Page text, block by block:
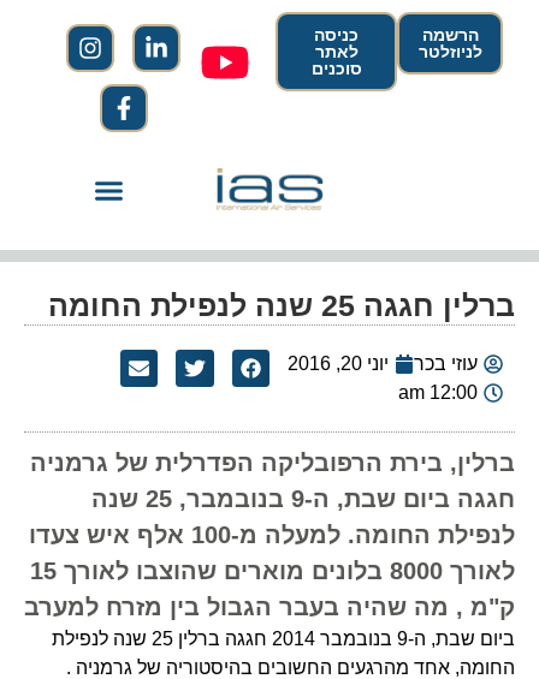
הרשמה
לניוזלטר
כניסה
לאתר
סוכנים
ברלין חגגה 25 שנה לנפילת החומה
עוזי בכר
יוני 20, 2016
12:00 am
ברלין, בירת הרפובליקה הפדרלית של גרמניה
חגגה ביום שבת, ה-9 בנובמבר, 25 שנה
לנפילת החומה. למעלה מ-100 אלף איש צעדו
לאורך 8000 בלונים מוארים שהוצבו לאורך 15
ק"מ , מה שהיה בעבר הגבול בין מזרח למערב
ביום שבת, ה-9 בנובמבר 2014 חגגה ברלין 25 שנה לנפילת
החומה, אחד מהרגעים החשובים בהיסטוריה של גרמניה .